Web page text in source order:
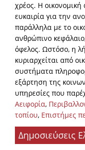
χρέος. Η
ευκαιρία για την
παράλληλα με το
ανθρώπινο
όφελος. Ωστόσο, η
κυριαρχείται από
συστήματα
εξάρτηση της
υπηρεσίες που
Αειφορία,
τοπίου, Επιστήμες
Δημοσιεύσεις